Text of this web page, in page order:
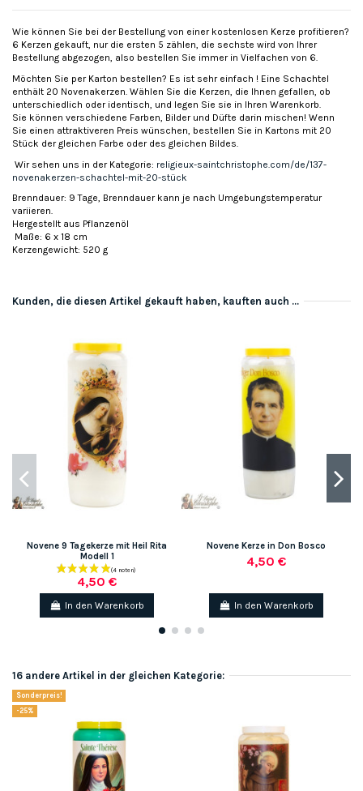
Wie können Sie bei der Bestellung von einer kostenlosen Kerze profitieren?
6 Kerzen gekauft, nur die ersten 5 zählen, die sechste wird von Ihrer
Bestellung abgezogen, also bestellen Sie immer in Vielfachen von 6.
Möchten Sie per Karton bestellen? Es ist sehr einfach ! Eine Schachtel
enthält 20 Novenakerzen. Wählen Sie die Kerzen, die Ihnen gefallen, ob
unterschiedlich oder identisch, und legen Sie sie in Ihren Warenkorb.
Sie können verschiedene Farben, Bilder und Düfte darin mischen! Wenn
Sie einen attraktiveren Preis wünschen, bestellen Sie in Kartons mit 20
Stück der gleichen Farbe oder des gleichen Bildes.
Wir sehen uns in der Kategorie: religieux-saintchristophe.com/de/137-
novenakerzen-schachtel-mit-20-stück
Brenndauer: 9 Tage, Brenndauer kann je nach Umgebungstemperatur
variieren.
Hergestellt aus Pflanzenöl
Maße: 6 x 18 cm
Kerzengewicht: 520 g
Kunden, die diesen Artikel gekauft haben, kauften auch ...
Novene 9 Tagekerze mit Heil Rita
Modell 1
4,50 €
In den Warenkorb
Novene Kerze in Don Bosco
4,50 €
In den Warenkorb
16 andere Artikel in der gleichen Kategorie:
Sonderpreis!
-25%